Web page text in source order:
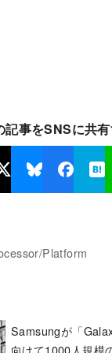
記事をSNSに共
Platform
Samsungが「
向けて1000人規模